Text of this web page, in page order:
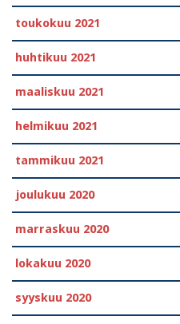
toukokuu 2021
huhtikuu 2021
maaliskuu 2021
helmikuu 2021
tammikuu 2021
joulukuu 2020
marraskuu 2020
lokakuu 2020
syyskuu 2020